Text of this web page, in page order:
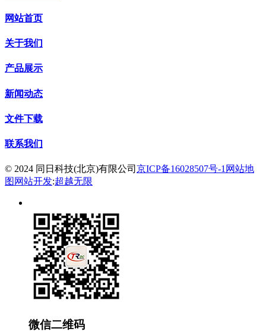
网站首页
关于我们
产品展示
新闻动态
文件下载
联系我们
© 2024 同日科技(北京)有限公司 京ICP备16028507号-1 网站地
图 网站开发:超越无限
微信二维码